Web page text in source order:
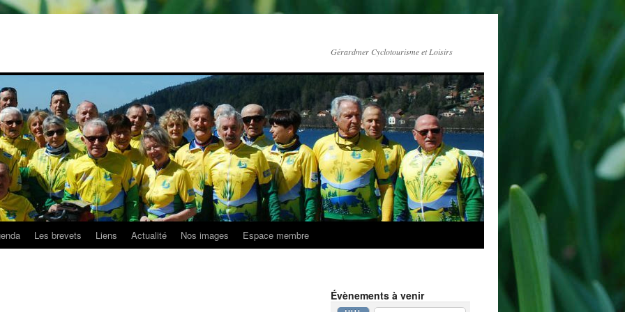
Gérardmer Cyclotourisme et Loisirs
Les brevets Liens Actualité Nos images Espace membre
Évènements à venir